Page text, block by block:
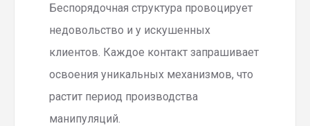
Беспорядочная структура провоцирует
недовольство и у искушенных
клиентов. Каждое контакт запрашивает
освоения уникальных механизмов, что
растит период производства
манипуляций.